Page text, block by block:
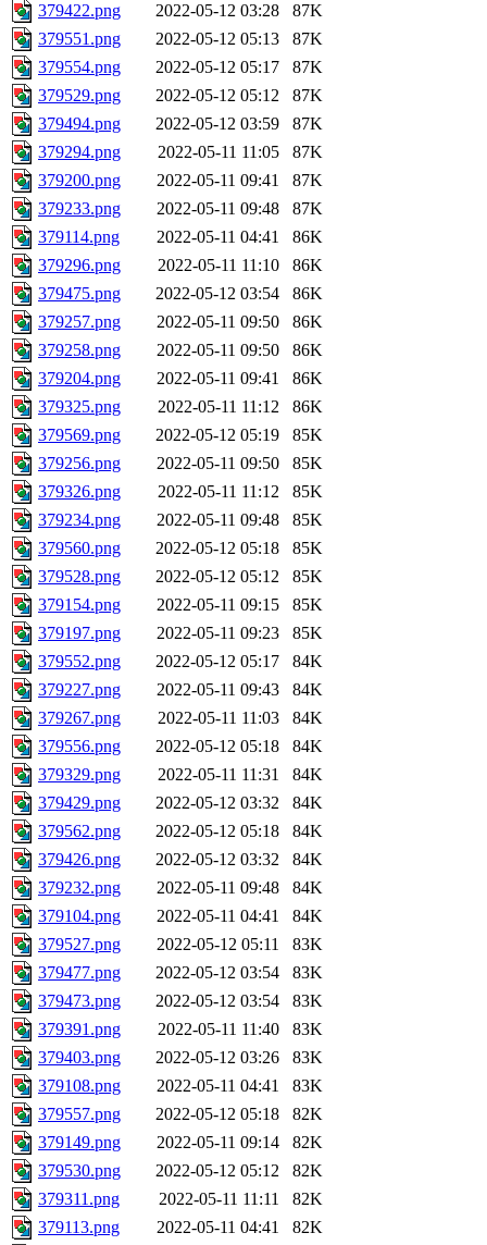
379422.png 2022-05-12 03:28
87K
379551.png
2022-05-12 05:13
87K
379554.png
2022-05-12 05:17
87K
379529.png
2022-05-12 05:12
87K
379494.png
2022-05-12 03:59
87K
379294.png
2022-05-11 11:05
87K
379200.png
2022-05-11 09:41
87K
379233.png
2022-05-11 09:48
87K
379114.png
2022-05-11 04:41
86K
379296.png
2022-05-11 11:10
86K
379475.png
2022-05-12 03:54
86K
379257.png
2022-05-11 09:50
86K
379258.png
2022-05-11 09:50
86K
379204.png
2022-05-11 09:41
86K
379325.png
2022-05-11 11:12
86K
379569.png
2022-05-12 05:19
85K
379256.png
2022-05-11 09:50
85K
379326.png
2022-05-11 11:12
85K
379234.png
2022-05-11 09:48
85K
379560.png
2022-05-12 05:18
85K
379528.png
2022-05-12 05:12
85K
379154.png
2022-05-11 09:15
85K
379197.png
2022-05-11 09:23
85K
379552.png
2022-05-12 05:17
84K
379227.png
2022-05-11 09:43
84K
379267.png
2022-05-11 11:03
84K
379556.png
2022-05-12 05:18
84K
379329.png
2022-05-11 11:31
84K
379429.png
2022-05-12 03:32
84K
379562.png
2022-05-12 05:18
84K
379426.png
2022-05-12 03:32
84K
379232.png
2022-05-11 09:48
84K
379104.png
2022-05-11 04:41
84K
379527.png
2022-05-12 05:11
83K
379477.png
2022-05-12 03:54
83K
379473.png
2022-05-12 03:54
83K
379391.png
2022-05-11 11:40
83K
379403.png
2022-05-12 03:26
83K
379108.png
2022-05-11 04:41
83K
379557.png
2022-05-12 05:18
82K
379149.png
2022-05-11 09:14
82K
379530.png
2022-05-12 05:12
82K
379311.png
2022-05-11 11:11
82K
379113.png
2022-05-11 04:41
82K